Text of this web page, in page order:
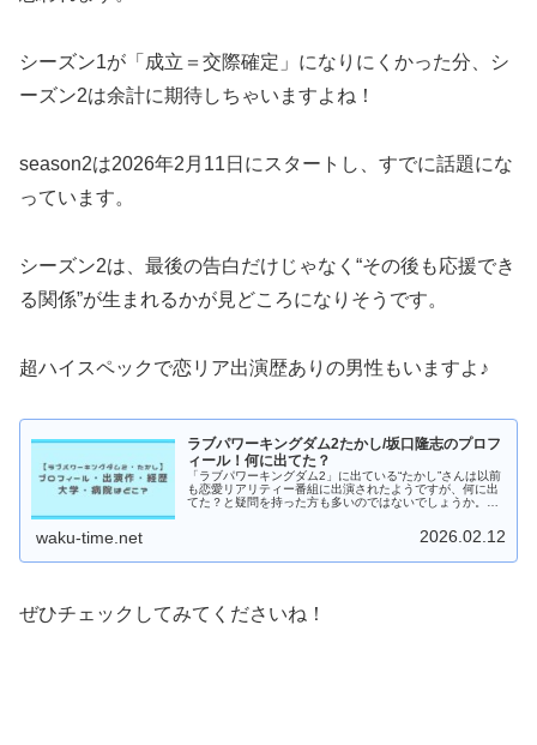
シーズン1が「成立＝交際確定」になりにくかった分、シ
ーズン2は余計に期待しちゃいますよね！
season2は2026年2月11日にスタートし、すでに話題にな
っています。
シーズン2は、最後の告白だけじゃなく“その後も応援でき
る関係”が生まれるかが見どころになりそうです。
超ハイスペックで恋リア出演歴ありの男性もいますよ♪
ラブパワーキングダム2たかし/坂口隆志のプロフ
ィール！何に出てた？
「ラブパワーキングダム2」に出ている“たかし”さんは以前
も恋愛リアリティー番組に出演されたようですが、何に出
てた？と疑問を持った方も多いのではないでしょうか。私
waku-time.net 2026.02.12
ぜひチェックしてみてくださいね！